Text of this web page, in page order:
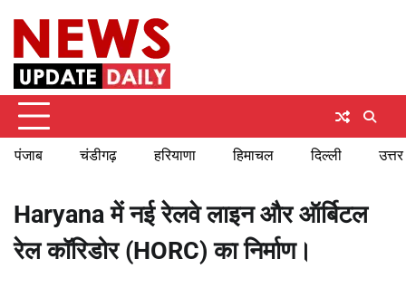
content
पंजाब चंडीगढ़ हरियाणा हिमाचल दिल्ली
Haryana में नई रेलवे लाइन और ऑर्बिटल
रेल कॉरिडोर (HORC) का निर्माण।